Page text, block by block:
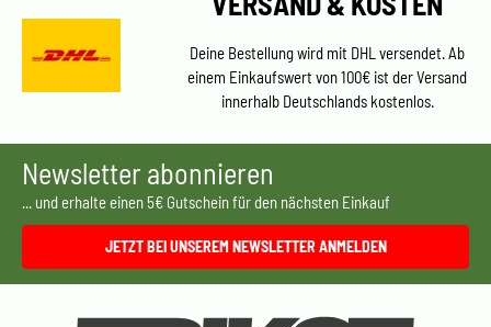
Deine Bestellung wird mit DHL versendet. Ab
einem Einkaufswert von 100€ ist der Versand
innerhalb Deutschlands kostenlos.
Newsletter abonnieren
... und erhalte einen 5€ Gutschein für den nächsten Einkauf
JETZT BEI UNSEREM NEWSLETTER ANMELDEN